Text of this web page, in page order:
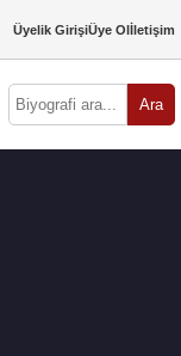
Üyelik GirişiÜye Olİletişim
Ara